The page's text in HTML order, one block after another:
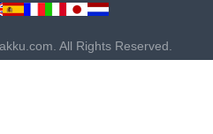
All Rights Reserved.